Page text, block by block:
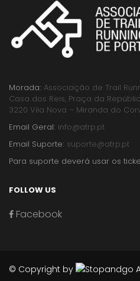
Morada: Associação de Trail
Casa dos Reis, Praça da
3220 Vila Nova – Miranda do
Email Geral: info@atrp.pt
Email Suporte: suporte@atrp.pt
Para suporte deverá usar os
FOLLOW US
Facebook
© Copyright by